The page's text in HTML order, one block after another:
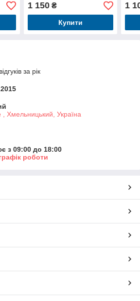
1 150₴
Купити
1
за рік
, Хмельницький, Україна
з 09:00 до 18:00
роботи